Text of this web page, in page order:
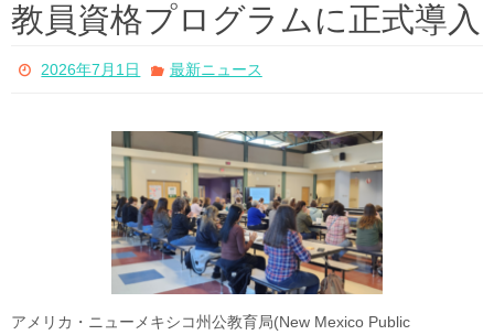
教員資格プログラムに正式導入
2026年7月1日 最新ニュース
アメリカ・ニューメキシコ州公教育局(New Mexico Public